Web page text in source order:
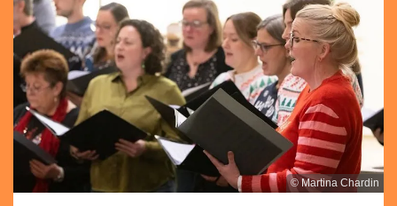
© Martina Chardin